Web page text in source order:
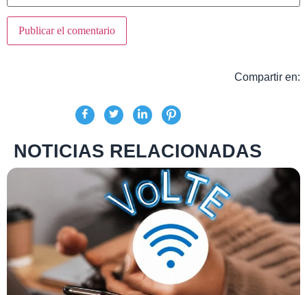
Compartir en:
NOTICIAS RELACIONADAS